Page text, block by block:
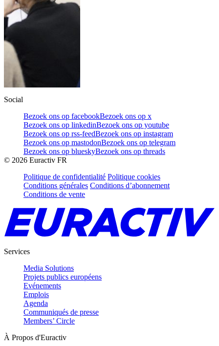
Social
Bezoek ons op facebookBezoek ons op x
Bezoek ons op linkedinBezoek ons op youtube
Bezoek ons op rss-feedBezoek ons op instagram
Bezoek ons op mastodonBezoek ons op telegram
Bezoek ons op blueskyBezoek ons op threads
© 2026 Euractiv FR
Politique de confidentialité Politique cookies
Conditions générales Conditions d’abonnement
Conditions de vente
Services
Media Solutions
Projets publics européens
Evénements
Emplois
Agenda
Communiqués de presse
Members’ Circle
À Propos d'Euractiv